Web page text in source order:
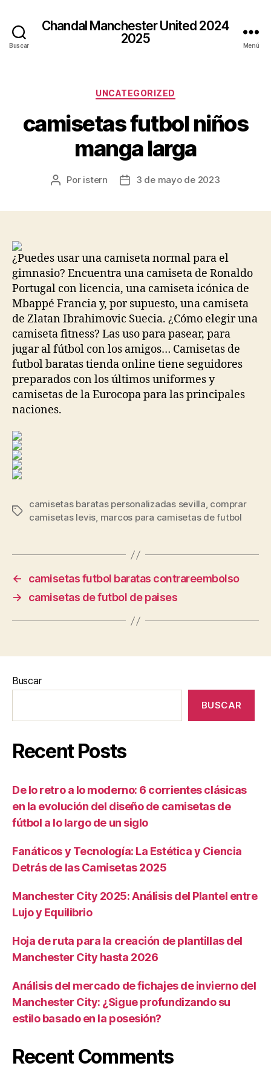
Buscar
Chandal Manchester United 2024
2025
Menú
Categorías
UNCATEGORIZED
camisetas futbol niños
manga larga
Autor
Por istern
Fecha3 de mayo de 2023
¿Puedes usar una camiseta normal para el
gimnasio? Encuentra una camiseta de Ronaldo
Portugal con licencia, una camiseta icónica de
Mbappé Francia y, por supuesto, una camiseta
de Zlatan Ibrahimovic Suecia. ¿Cómo elegir una
camiseta fitness? Las uso para pasear, para
jugar al fútbol con los amigos… Camisetas de
futbol baratas tienda online tiene seguidores
preparados con los últimos uniformes y
camisetas de la Eurocopa para las principales
naciones.
Etiquetas
camisetas baratas personalizadas sevilla, comprar
camisetas levis, marcos para camisetas de futbol
←
camisetas futbol baratas contrareembolso
→
camisetas de futbol de paises
Buscar
BUSCAR
Recent Posts
De lo retro a lo moderno: 6 corrientes clásicas
en la evolución del diseño de camisetas de
fútbol a lo largo de un siglo
Fanáticos y Tecnología: La Estética y Ciencia
Detrás de las Camisetas 2025
Manchester City 2025: Análisis del Plantel entre
Lujo y Equilibrio
Hoja de ruta para la creación de plantillas del
Manchester City hasta 2026
Análisis del mercado de fichajes de invierno del
Manchester City: ¿Sigue profundizando su
estilo basado en la posesión?
Recent Comments